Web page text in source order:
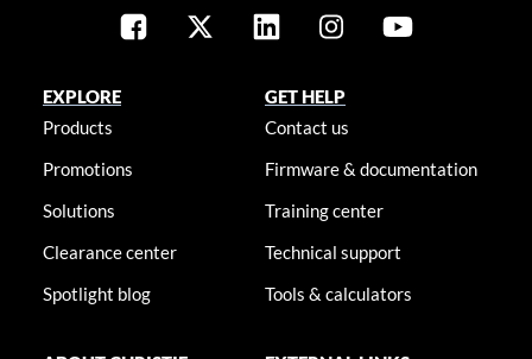
EXPLORE
Products
Promotions
Solutions
Clearance center
Spotlight blog
GET HELP
Contact us
Firmware & documentation
Training center
Technical support
Tools & calculators